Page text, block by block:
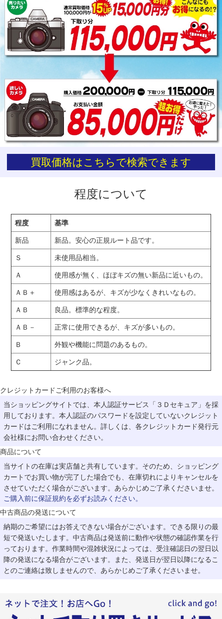
お買い物を続ける
買取価格はこちらで検索できます
程度について
程度
基準
新品
新品。安心の正規ルート品です。
Ｓ
未使用品相当。
Ａ
使用感が無く、ほぼキズの無い新品に近いもの。
ＡＢ＋
使用感はあるが、キズが少なくきれいなもの。
ＡＢ
良品。標準的な程度。
ＡＢ－
正常に使用できるが、キズが多いもの。
Ｂ
外観や機能に問題のあるもの。
Ｃ
ジャンク品。
クレジットカードご利用のお客様へ
当ショッピングサイトでは、本人認証サービス「３Ｄセキュア」を採
用しております。本人認証のパスワードを設定していないクレジット
カードはご利用になれません。詳しくは、各クレジットカード発行元
会社様にお問い合わせください。
商品について
当サイトの在庫は実店舗と共有しています。そのため、ショッピング
カートでお買い物が完了した場合でも、在庫切れによりキャンセルを
させていただく場合がございます。あらかじめご了承くださいませ。
ご購入前に保証規約を必ずお読みください。
中古商品の発送について
納期のご希望にはお答えできない場合がございます。できる限りの最
短で発送いたします。中古商品は発送前に動作や状態の確認作業を行
っております。作業時間や混雑状況によっては、受注確認日の翌日以
降の発送になる場合がございます。また、発送日が翌日以降になるこ
とのご連絡は致しませんので、あらかじめご了承くださいませ。